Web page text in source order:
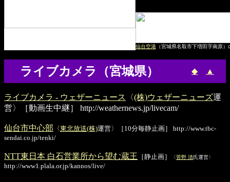
仙台空港 （宮城県名取市下増田字南原）
ライブカメラ（宮城県） ◆ ▲
ライブカメラ - ウェザーニュース 〈(株)ウェザーニューズ運
営〉［動画生中継］
http://weathernews.jp/livecam/
仙台市中心部 〈東北放送(株)運営〉［10分毎静止画］ http://www.tbc-
sendai.co.jp/tenki/
NTT東日本 白石営業所から望む蔵王 ［静止画］ 〈菅野 清氏運営〉
http://www1.plala.or.jp/kannos/live/